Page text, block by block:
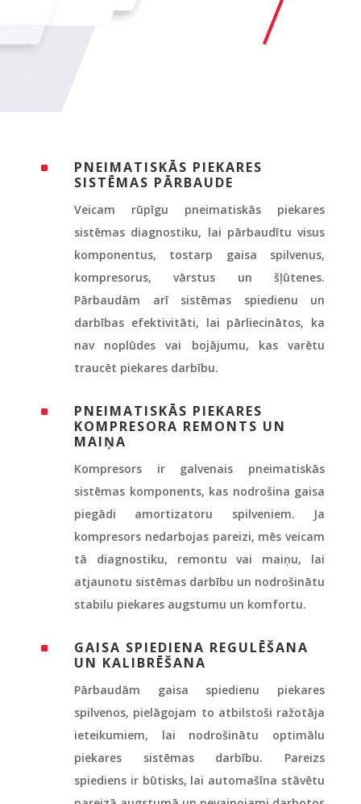
^
PNEIMATISKĀS PIEKARES
SISTĒMAS PĀRBAUDE
Veicam rūpīgu pneimatiskās piekares
sistēmas diagnostiku, lai pārbaudītu visus
komponentus, tostarp gaisa spilvenus,
kompresorus, vārstus un šļūtenes.
Pārbaudām arī sistēmas spiedienu un
darbības efektivitāti, lai pārliecinātos, ka
nav noplūdes vai bojājumu, kas varētu
traucēt piekares darbību.
^
PNEIMATISKĀS PIEKARES
KOMPRESORA REMONTS UN
MAIŅA
Kompresors ir galvenais pneimatiskās
sistēmas komponents, kas nodrošina gaisa
piegādi amortizatoru spilveniem. Ja
kompresors nedarbojas pareizi, mēs veicam
tā diagnostiku, remontu vai maiņu, lai
atjaunotu sistēmas darbību un nodrošinātu
stabilu piekares augstumu un komfortu.
^
GAISA SPIEDIENA REGULĒŠANA
UN KALIBRĒŠANA
Pārbaudām gaisa spiedienu piekares
spilvenos, pielāgojam to atbilstoši ražotāja
ieteikumiem, lai nodrošinātu optimālu
piekares sistēmas darbību. Pareizs
spiediens ir būtisks, lai automašīna stāvētu